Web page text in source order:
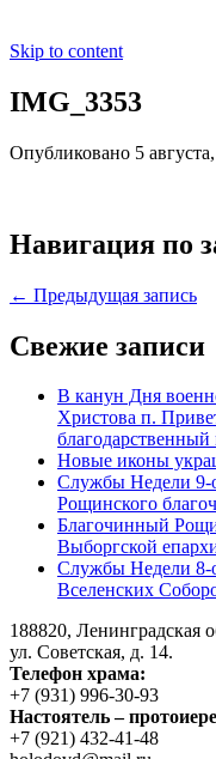
Skip to content
IMG_3353
Опубликовано 5
Навигация по
← Предыдущая запись
Свежие записи
В канун Дня
Христова п.
благодарственный
Новые иконы
Службы Недели 9-
Рощинского
Благочинный
Выборгской
Службы Недели 8-
Вселенских
188820, Ленинградская
ул. Советская, д. 14.
Телефон храма:
+7 (931) 996-30-93
Настоятель –
+7 (921) 432-41-48